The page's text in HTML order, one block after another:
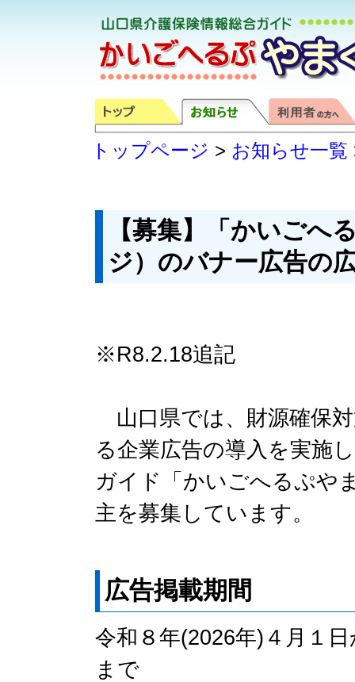
トップページ > お知らせ一覧
【募集】「かいごへ
ジ）のバナー広告の
※R8.2.18追記
山口県では、財源確保
る企業広告の導入を実施
ガイド「かいごへるぷや
主を募集しています。
広告掲載期間
令和８年(2026年)４月１
まで